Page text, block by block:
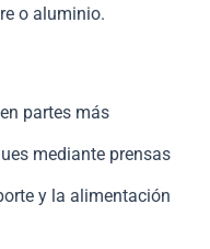
o aluminio.
partes más
mediante prensas
y la alimentación